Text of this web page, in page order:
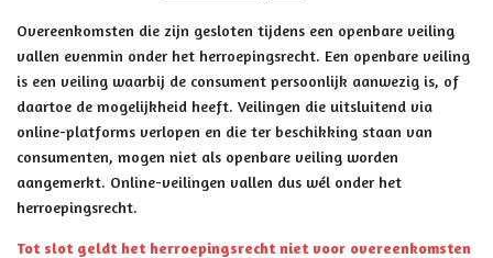
Overeenkomsten die zijn gesloten tijdens een openbare veiling
vallen evenmin onder het herroepingsrecht. Een openbare veiling
is een veiling waarbij de consument persoonlijk aanwezig is, of
daartoe de mogelijkheid heeft. Veilingen die uitsluitend via
online-platforms verlopen en die ter beschikking staan van
consumenten, mogen niet als openbare veiling worden
aangemerkt. Online-veilingen vallen dus wél onder het
herroepingsrecht.
Tot slot geldt het herroepingsrecht niet voor overeenkomsten